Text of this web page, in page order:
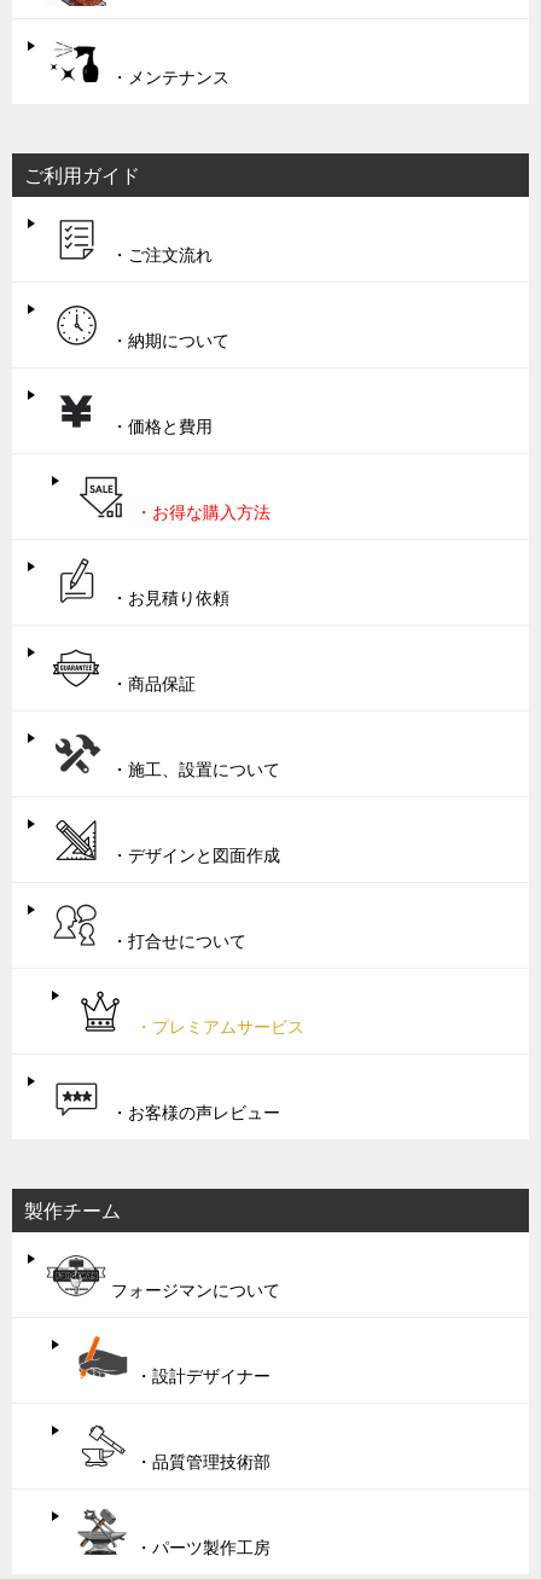
・メンテナンス
ご利用ガイド
・ご注文流れ
・納期について
・価格と費用
・お得な購入方法
・お見積り依頼
・商品保証
・施工、設置について
・デザインと図面作成
・打合せについて
・プレミアムサービス
・お客様の声レビュー
製作チーム
フォージマンについて
・設計デザイナー
・品質管理技術部
・パーツ製作工房